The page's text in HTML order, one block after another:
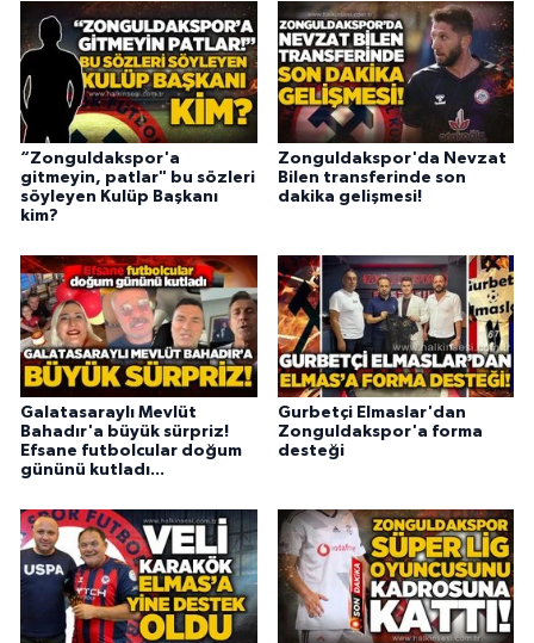
“Zonguldakspor'a
gitmeyin, patlar" bu sözleri
söyleyen Kulüp Başkanı
kim?
Zonguldakspor'da Nevzat
Bilen transferinde son
dakika gelişmesi!
Galatasaraylı Mevlüt
Bahadır'a büyük sürpriz!
Efsane futbolcular doğum
gününü kutladı...
Gurbetçi Elmaslar'dan
Zonguldakspor'a forma
desteği